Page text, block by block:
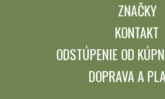
ZNAČKY
KONTAKT
ODSTÚPENIE OD
DOPRAVA A